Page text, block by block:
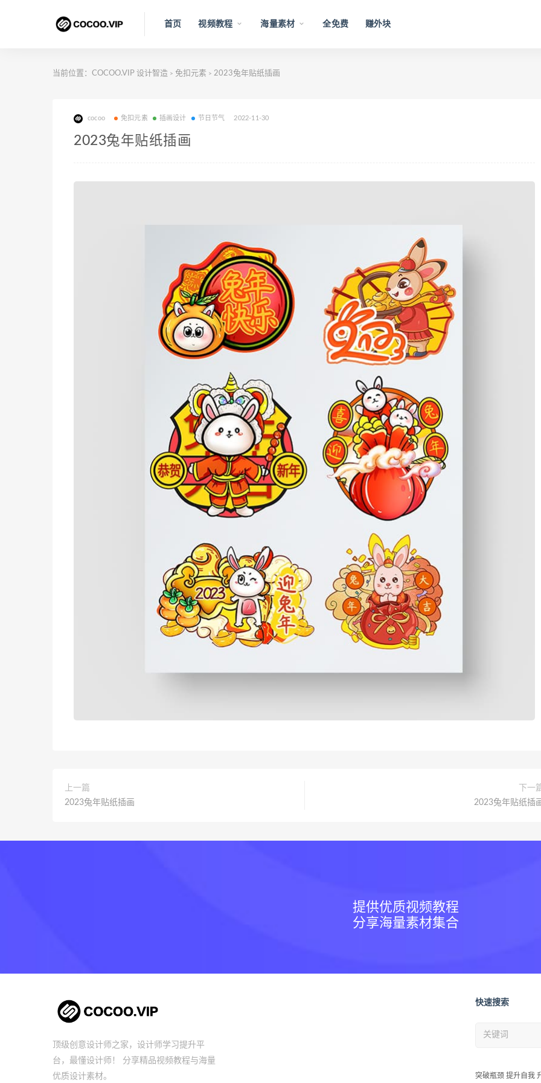
首页 视频教程 海量素材 全免费 赚外块
当前位置： COCOO.VIP 设计智造 > 免扣元素 > 2023兔年贴纸插画
cocoo 免扣元素 插画设计 节日节气 2022-11-30
2023兔年贴纸插画
上一篇
2023兔年贴纸插画
下一
2023兔年贴纸插
提供优质视频教程
分享海量素材集合
顶级创意设计师之家，设计师学习提升平
台，最懂设计师！ 分享精品视频教程与海量
优质设计素材。
快速搜索
突破瓶颈 提升自我